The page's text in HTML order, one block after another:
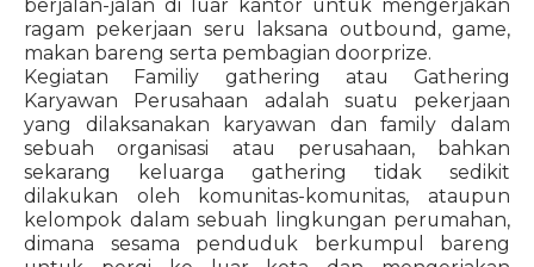
berjalan-jalan di luar kantor untuk mengerjakan
ragam pekerjaan seru laksana outbound, game,
makan bareng serta pembagian doorprize.
Kegiatan Familiy gathering atau Gathering
Karyawan Perusahaan adalah suatu pekerjaan
yang dilaksanakan karyawan dan family dalam
sebuah organisasi atau perusahaan, bahkan
sekarang keluarga gathering tidak sedikit
dilakukan oleh komunitas-komunitas, ataupun
kelompok dalam sebuah lingkungan perumahan,
dimana sesama penduduk berkumpul bareng